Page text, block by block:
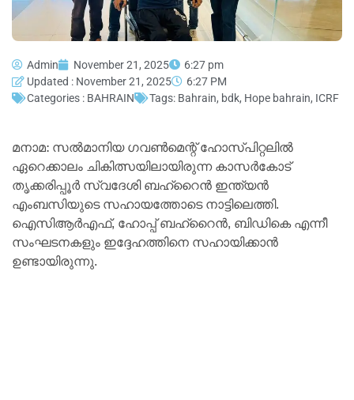
Admin November 21, 2025
6:27 pm
Updated : November 21, 2025
6:27 PM
Categories : BAHRAIN Tags: Bahrain, bdk, Hope bahrain, ICRF
മനാമ: സല്‍മാനിയ ഗവണ്‍മെന്റ് ഹോസ്പിറ്റലില്‍
ഏറെക്കാലം ചികിത്സയിലായിരുന്ന കാസര്‍കോട്
തൃക്കരിപ്പൂര്‍ സ്വദേശി ബഹ്റൈന്‍ ഇന്ത്യന്‍
എംബസിയുടെ സഹായത്തോടെ നാട്ടിലെത്തി.
ഐസിആര്‍എഫ്, ഹോപ്പ് ബഹ്റൈന്‍, ബിഡികെ എന്നീ
സംഘടനകളും ഇദ്ദേഹത്തിനെ സഹായിക്കാന്‍
ഉണ്ടായിരുന്നു.